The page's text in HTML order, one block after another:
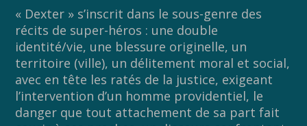
« Dexter » s’inscrit dans le sous-genre des
récits de super-héros : une double
identité/vie, une blessure originelle, un
territoire (ville), un délitement moral et social,
avec en tête les ratés de la justice, exigeant
l’intervention d’un homme providentiel, le
danger que tout attachement de sa part fait